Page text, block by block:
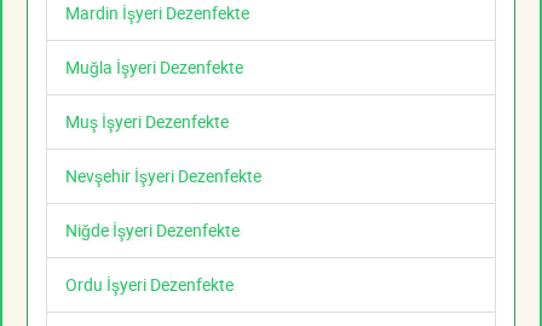
Mardin İşyeri Dezenfekte
Muğla İşyeri Dezenfekte
Muş İşyeri Dezenfekte
Nevşehir İşyeri Dezenfekte
Niğde İşyeri Dezenfekte
Ordu İşyeri Dezenfekte